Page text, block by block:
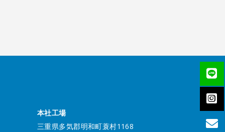
本社工場
三重県多気郡明和町蓑村1168